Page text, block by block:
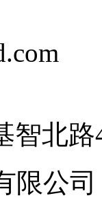
智北路
限公